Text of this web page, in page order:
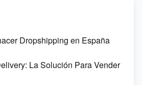
Dropshipping en España
La Solución Para Vender